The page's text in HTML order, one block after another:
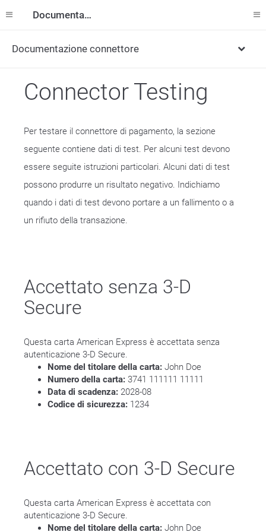
Documentazione
Documentazione connettore
Connector Testing
Per testare il connettore di pagamento, la sezione
seguente contiene dati di test. Per alcuni test devono
essere seguite istruzioni particolari. Alcuni dati di test
possono produrre un risultato negativo. Indichiamo
quando i dati di test devono portare a un fallimento o a
un rifiuto della transazione.
Accettato senza 3-D
Secure
Questa carta American Express è accettata senza
autenticazione 3-D Secure.
Nome del titolare della carta: John Doe
Numero della carta: 3741 111111 11111
Data di scadenza: 2028-08
Codice di sicurezza: 1234
Accettato con 3-D Secure
Questa carta American Express è accettata con
autenticazione 3-D Secure.
Nome del titolare della carta: John Doe